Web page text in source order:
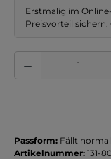
Erstmalig im
Preisvorteil sichern.
Produkt Anzahl: Gib
Passform: Fällt
Artikelnummer: 131-